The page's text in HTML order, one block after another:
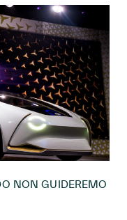
NON GUIDEREMO